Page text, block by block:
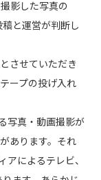
影した写真の
と運営が判断し
させていただき
ープの投げ入れ
写真・動画撮影が
あります。それ
アによるテレビ、